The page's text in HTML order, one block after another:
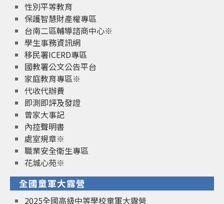
性別平等教育
保護智慧財產權專區
台南二區輔導諮商中心※
學生事務資訊網
移民署ICERD專區
國教署公文公告平台
家庭教育專區※
代收代辦費
即測即評及發證
曾家大事記
內控聲明書
處室規章※
職業安全衛生專區
花城心苑※
全國童軍大露營
2025全國高級中等學校童軍大露營